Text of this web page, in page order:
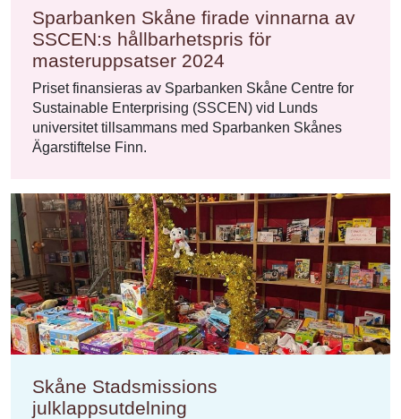
Sparbanken Skåne firade vinnarna av
SSCEN:s hållbarhetspris för
masteruppsatser 2024
Priset finansieras av Sparbanken Skåne Centre for
Sustainable Enterprising (SSCEN) vid Lunds
universitet tillsammans med Sparbanken Skånes
Ägarstiftelse Finn.
Skåne Stadsmissions
julklappsutdelning